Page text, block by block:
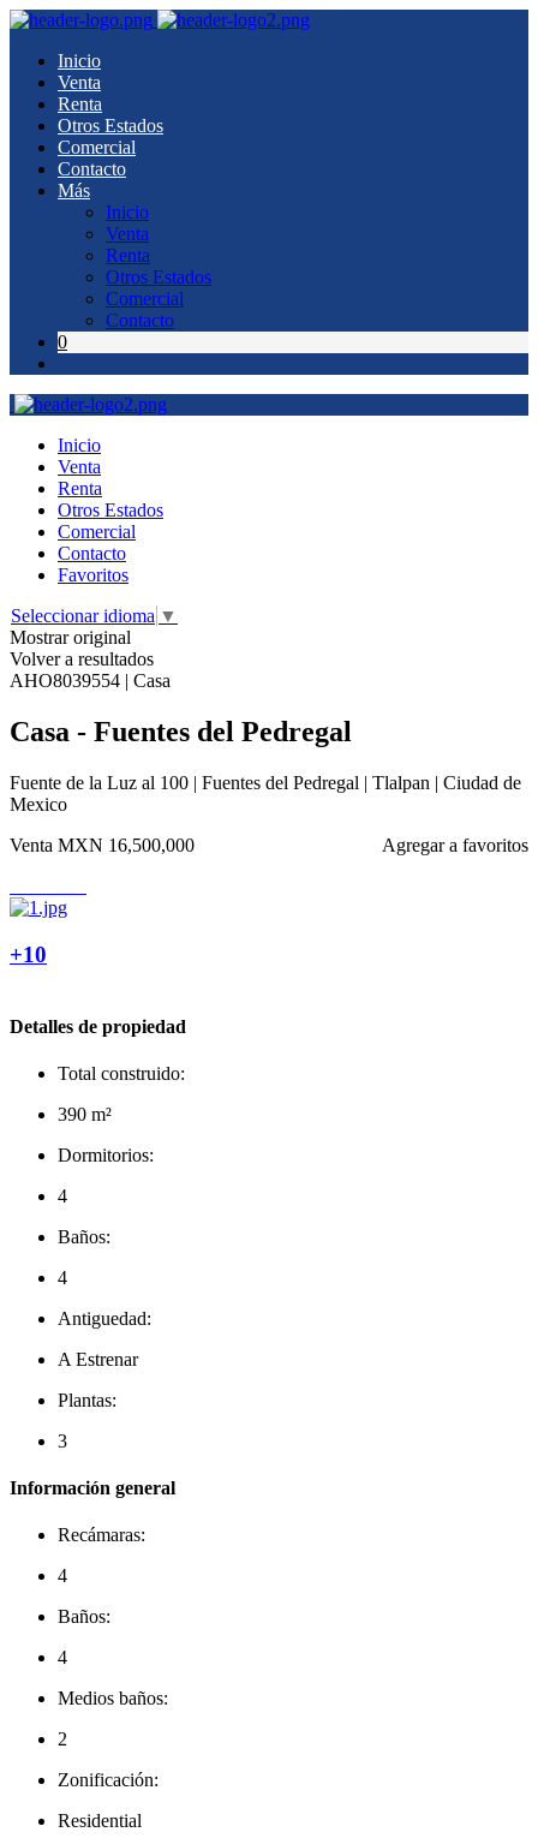
Inicio
Venta
Renta
Otros Estados
Comercial
Contacto
Más
Inicio
Venta
Renta
Otros Estados
Comercial
Contacto
0
Inicio
Venta
Renta
Otros Estados
Comercial
Contacto
Favoritos
Seleccionar idioma ▼
Mostrar original
Volver a resultados
AHO8039554 | Casa
Casa - Fuentes del Pedregal
Fuente de la Luz al 100 | Fuentes del Pedregal | Tlalpan | Ciudad de
Mexico
Agregar a favoritos
Venta MXN 16,500,000
+10
Detalles de propiedad
Total construido:
390 m²
Dormitorios:
4
Baños:
4
Antiguedad:
A Estrenar
Plantas:
3
Información general
Recámaras:
4
Baños:
4
Medios baños:
2
Zonificación:
Residential